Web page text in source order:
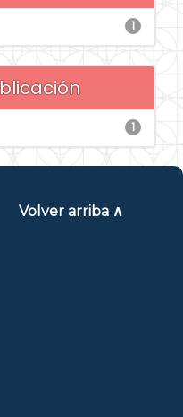
1
1
Volver arriba ∧